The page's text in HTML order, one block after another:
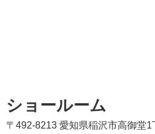
ショールーム
〒492-8213 愛知県稲沢市高御堂